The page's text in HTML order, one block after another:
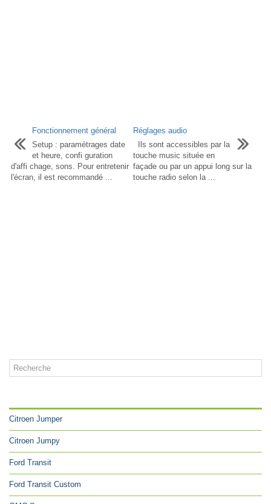
Fonctionnement général
Setup : paramétrages date
et heure, confi guration
d'affi chage, sons. Pour entretenir
l'écran, il est recommandé ...
Réglages audio
Ils sont accessibles par la
touche music située en
façade ou par un appui long sur la
touche radio selon la ...
Citroen Jumper
Citroen Jumpy
Ford Transit
Ford Transit Custom